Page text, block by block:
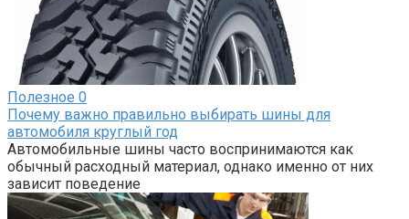
Полезное 0
Почему важно правильно выбирать шины для
автомобиля круглый год
Автомобильные шины часто воспринимаются как
обычный расходный материал, однако именно от них
зависит поведение